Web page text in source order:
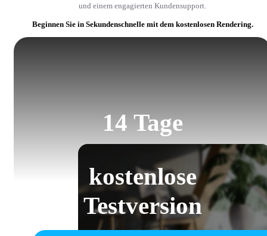
und einem engagierten Kundensupport.
Beginnen Sie in Sekundenschnelle mit dem kostenlosen Rendering.
14 Tage
kostenlose
Testversion